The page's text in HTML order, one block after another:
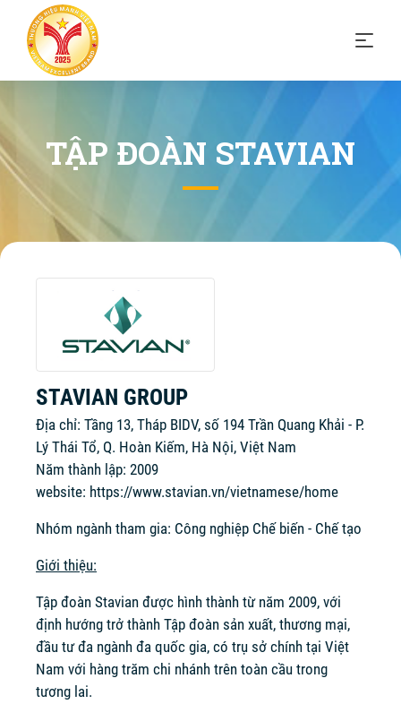
TẬP ĐOÀN STAVIAN
STAVIAN GROUP
Địa chỉ: Tầng 13, Tháp BIDV, số 194 Trần Quang Khải - P.
Lý Thái Tổ, Q. Hoàn Kiếm, Hà Nội, Việt Nam
Năm thành lập: 2009
website: https://www.stavian.vn/vietnamese/home
Nhóm ngành tham gia: Công nghiệp Chế biến - Chế tạo
Giới thiệu:
Tập đoàn Stavian được hình thành từ năm 2009, với
định hướng trở thành Tập đoàn sản xuất, thương mại,
đầu tư đa ngành đa quốc gia, có trụ sở chính tại Việt
Nam với hàng trăm chi nhánh trên toàn cầu trong
tương lai.